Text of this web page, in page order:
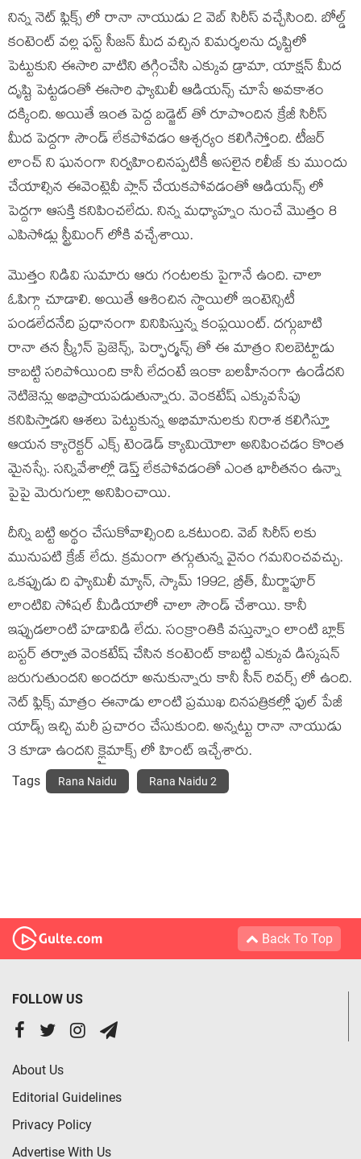
నిన్న నెట్ ఫ్లిక్స్ లో రానా నాయుడు 2 వెబ్ సిరీస్ వచ్చేసింది. బోల్డ్
కంటెంట్ వల్ల ఫస్ట్ సీజన్ మీద వచ్చిన విమర్శలను దృష్టిలో
పెట్టుకుని ఈసారి వాటిని తగ్గించేసి ఎక్కువ డ్రామా, యాక్షన్ మీద
దృష్టి పెట్టడంతో ఈసారి ఫ్యామిలీ ఆడియన్స్ చూసే అవకాశం
దక్కింది. అయితే ఇంత పెద్ద బడ్జెట్ తో రూపొందిన క్రేజీ సిరీస్
మీద పెద్దగా సౌండ్ లేకపోవడం ఆశ్చర్యం కలిగిస్తోంది. టీజర్
లాంచ్ ని ఘనంగా నిర్వహించినప్పటికీ అసలైన రిలీజ్ కు ముందు
చేయాల్సిన ఈవెంట్లెవీ ప్లాన్ చేయకపోవడంతో ఆడియన్స్ లో
పెద్దగా ఆసక్తి కనిపించలేదు. నిన్న మధ్యాహ్నం నుంచే మొత్తం 8
ఎపిసోడ్లు స్ట్రీమింగ్ లోకి వచ్చేశాయి.
మొత్తం నిడివి సుమారు ఆరు గంటలకు పైగానే ఉంది. చాలా
ఓపిగ్గా చూడాలి. అయితే ఆశించిన స్థాయిలో ఇంటెన్సిటీ
పండలేదనేది ప్రధానంగా వినిపిస్తున్న కంప్లయింట్. దగ్గుబాటి
రానా తన స్క్రీన్ ప్రెజెన్స్, పెర్ఫార్మన్స్ తో ఈ మాత్రం నిలబెట్టాడు
కాబట్టి సరిపోయింది కానీ లేదంటే ఇంకా బలహీనంగా ఉండేదని
నెటిజెన్లు అభిప్రాయపడుతున్నారు. వెంకటేష్ ఎక్కువసేపు
కనిపిస్తాడని ఆశలు పెట్టుకున్న అభిమానులకు నిరాశ కలిగిస్తూ
ఆయన క్యారెక్టర్ ఎక్స్ టెండెడ్ క్యామియోలా అనిపించడం కొంత
మైనస్సే. సన్నివేశాల్లో డెప్త్ లేకపోవడంతో ఎంత భారీతనం ఉన్నా
పైపై మెరుగుల్లా అనిపించాయి.
దీన్ని బట్టి అర్థం చేసుకోవాల్సింది ఒకటుంది. వెబ్ సిరీస్ లకు
మునుపటి క్రేజ్ లేదు. క్రమంగా తగ్గుతున్న వైనం గమనించవచ్చు.
ఒకప్పుడు ది ఫ్యామిలీ మ్యాన్, స్కామ్ 1992, బ్రీత్, మీర్జాపూర్
లాంటివి సోషల్ మీడియాలో చాలా సౌండ్ చేశాయి. కానీ
ఇప్పుడలాంటి హడావిడి లేదు. సంక్రాంతికి వస్తున్నాం లాంటి బ్లాక్
బస్టర్ తర్వాత వెంకటేష్ చేసిన కంటెంట్ కాబట్టి ఎక్కువ డిస్కషన్
జరుగుతుందని అందరూ అనుకున్నారు కానీ సీన్ రివర్స్ లో ఉంది.
నెట్ ఫ్లిక్స్ మాత్రం ఈనాడు లాంటి ప్రముఖ దినపత్రికల్లో ఫుల్ పేజీ
యాడ్స్ ఇచ్చి మరీ ప్రచారం చేసుకుంది. అన్నట్టు రానా నాయుడు
3 కూడా ఉందని క్లైమాక్స్ లో హింట్ ఇచ్చేశారు.
Tags Rana Naidu Rana Naidu 2
Back To Top
FOLLOW US
About Us
Editorial Guidelines
Privacy Policy
Advertise With Us